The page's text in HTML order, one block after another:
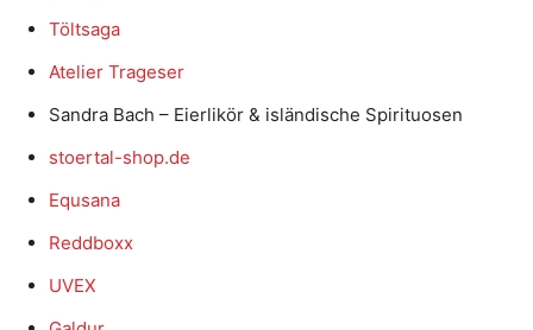
Töltsaga
Atelier Trageser
Sandra Bach – Eierlikör & isländische Spirituosen
stoertal-shop.de
Equsana
Reddboxx
UVEX